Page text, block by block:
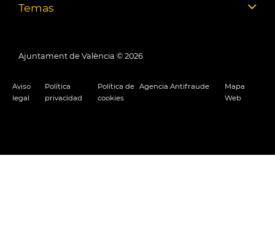
Temas
Ajuntament de València © 2026
Aviso
legal
Política
privacidad
Política de
cookies
Agencia Antifraude
Mapa
Web